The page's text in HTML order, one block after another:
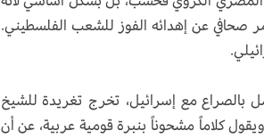
صحافي عن إهدائه الفوز للشعب الفلسطيني.
مع إسرائيل، تخرج تغريدة للشيخ
كلاماً مشحوناً بنبرة قومية عربية، عن أن